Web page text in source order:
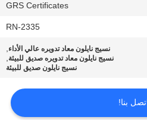
GRS Certificates
RN-2335
نسيج نايلون معاد تدويره عالي الأداء,
نسيج نايلون معاد تدويره صديق للبيئة,
نسيج نايلون صديق للبيئة
بنا!